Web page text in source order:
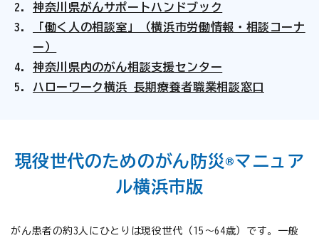
神奈川県がんサポートハンドブック
「働く人の相談室」（横浜市労働情報・相談コーナ
ー）
神奈川県内のがん相談支援センター
ハローワーク横浜 長期療養者職業相談窓口
現役世代のためのがん防災®マニュア
ル横浜市版
がん患者の約3人にひとりは現役世代（15～64歳）です。一般